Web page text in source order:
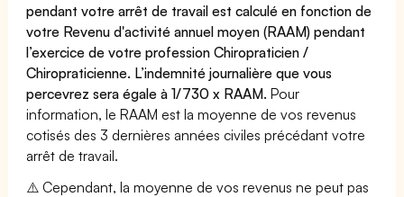
pendant votre arrêt de travail est calculé en fonction de
votre Revenu d'activité annuel moyen (RAAM) pendant
l’exercice de votre profession Chiropraticien /
Chiropraticienne. L’indemnité journalière que vous
percevrez sera égale à 1/730 x RAAM. Pour
information, le RAAM est la moyenne de vos revenus
cotisés des 3 dernières années civiles précédant votre
arrêt de travail.
⚠️ Cependant, la moyenne de vos revenus ne peut pas